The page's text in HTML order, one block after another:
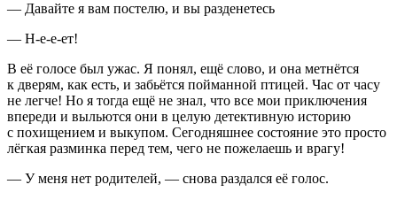
— Давайте я вам постелю, и вы разденетесь
— Н-е-е-ет!
В её голосе был ужас. Я понял, ещё слово, и она метнётся
к дверям, как есть, и забьётся пойманной птицей. Час от часу
не легче! Но я тогда ещё не знал, что все мои приключения
впереди и выльются они в целую детективную историю
с похищением и выкупом. Сегодняшнее состояние это просто
лёгкая разминка перед тем, чего не пожелаешь и врагу!
— У меня нет родителей, — снова раздался её голос.